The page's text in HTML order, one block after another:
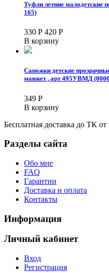
Туфли летние малодетские
165)
330 Р 420 Р
В корзину
Сапожки детские
манжет , арт 495УВМД
349 Р
В корзину
Бесплатная доставка до ТК от
Разделы сайта
Обо мне
FAQ
Гарантии
Доставка и оплата
Контакты
Информация
Личный кабинет
Вход
Регистрация